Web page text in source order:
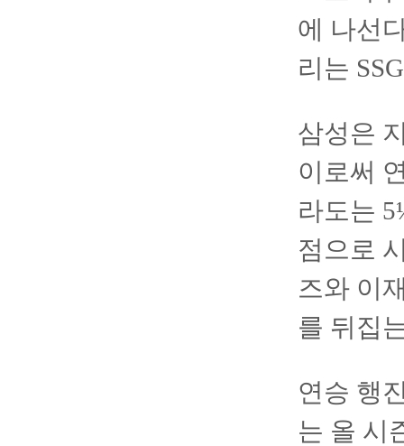
에 나선
리는
삼성은
이로써
라도는
점으로
즈와 이
를 뒤집
연승 행
는 올 시